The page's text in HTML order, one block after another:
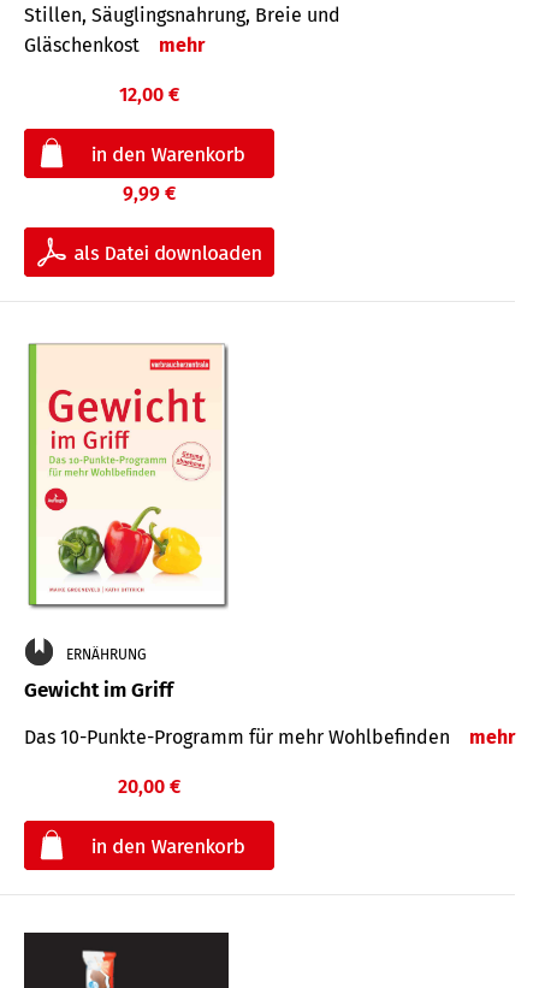
Stillen, Säuglingsnahrung, Breie und
Gläschenkost
mehr
12,00 €
9,99 €
ERNÄHRUNG
Gewicht im Griff
Das 10-Punkte-Programm für mehr Wohlbefinden mehr
20,00 €